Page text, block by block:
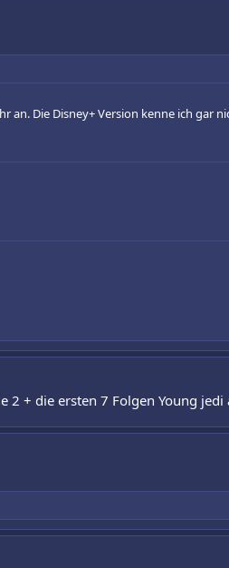
an. Die Disney+ Version kenne ich gar
2 + die ersten 7 Folgen Young jedi